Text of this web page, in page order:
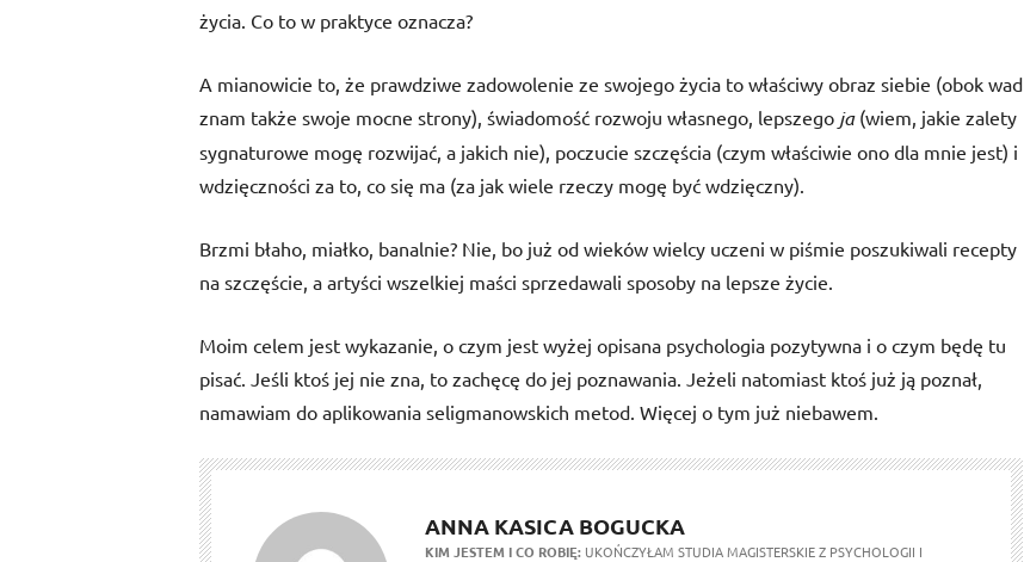
życia. Co to w praktyce oznacza?
A mianowicie to, że prawdziwe zadowolenie ze swojego życia to właściwy obraz siebie (obok wad
znam także swoje mocne strony), świadomość rozwoju własnego, lepszego ja (wiem, jakie zalety
sygnaturowe mogę rozwijać, a jakich nie), poczucie szczęścia (czym właściwie ono dla mnie jest) i
wdzięczności za to, co się ma (za jak wiele rzeczy mogę być wdzięczny).
Brzmi błaho, miałko, banalnie? Nie, bo już od wieków wielcy uczeni w piśmie poszukiwali recepty
na szczęście, a artyści wszelkiej maści sprzedawali sposoby na lepsze życie.
Moim celem jest wykazanie, o czym jest wyżej opisana psychologia pozytywna i o czym będę tu
pisać. Jeśli ktoś jej nie zna, to zachęcę do jej poznawania. Jeżeli natomiast ktoś już ją poznał,
namawiam do aplikowania seligmanowskich metod. Więcej o tym już niebawem.
ANNA KASICA BOGUCKA
KIM JESTEM I CO ROBIĘ: UKOŃCZYŁAM STUDIA MAGISTERSKIE Z PSYCHOLOGII I